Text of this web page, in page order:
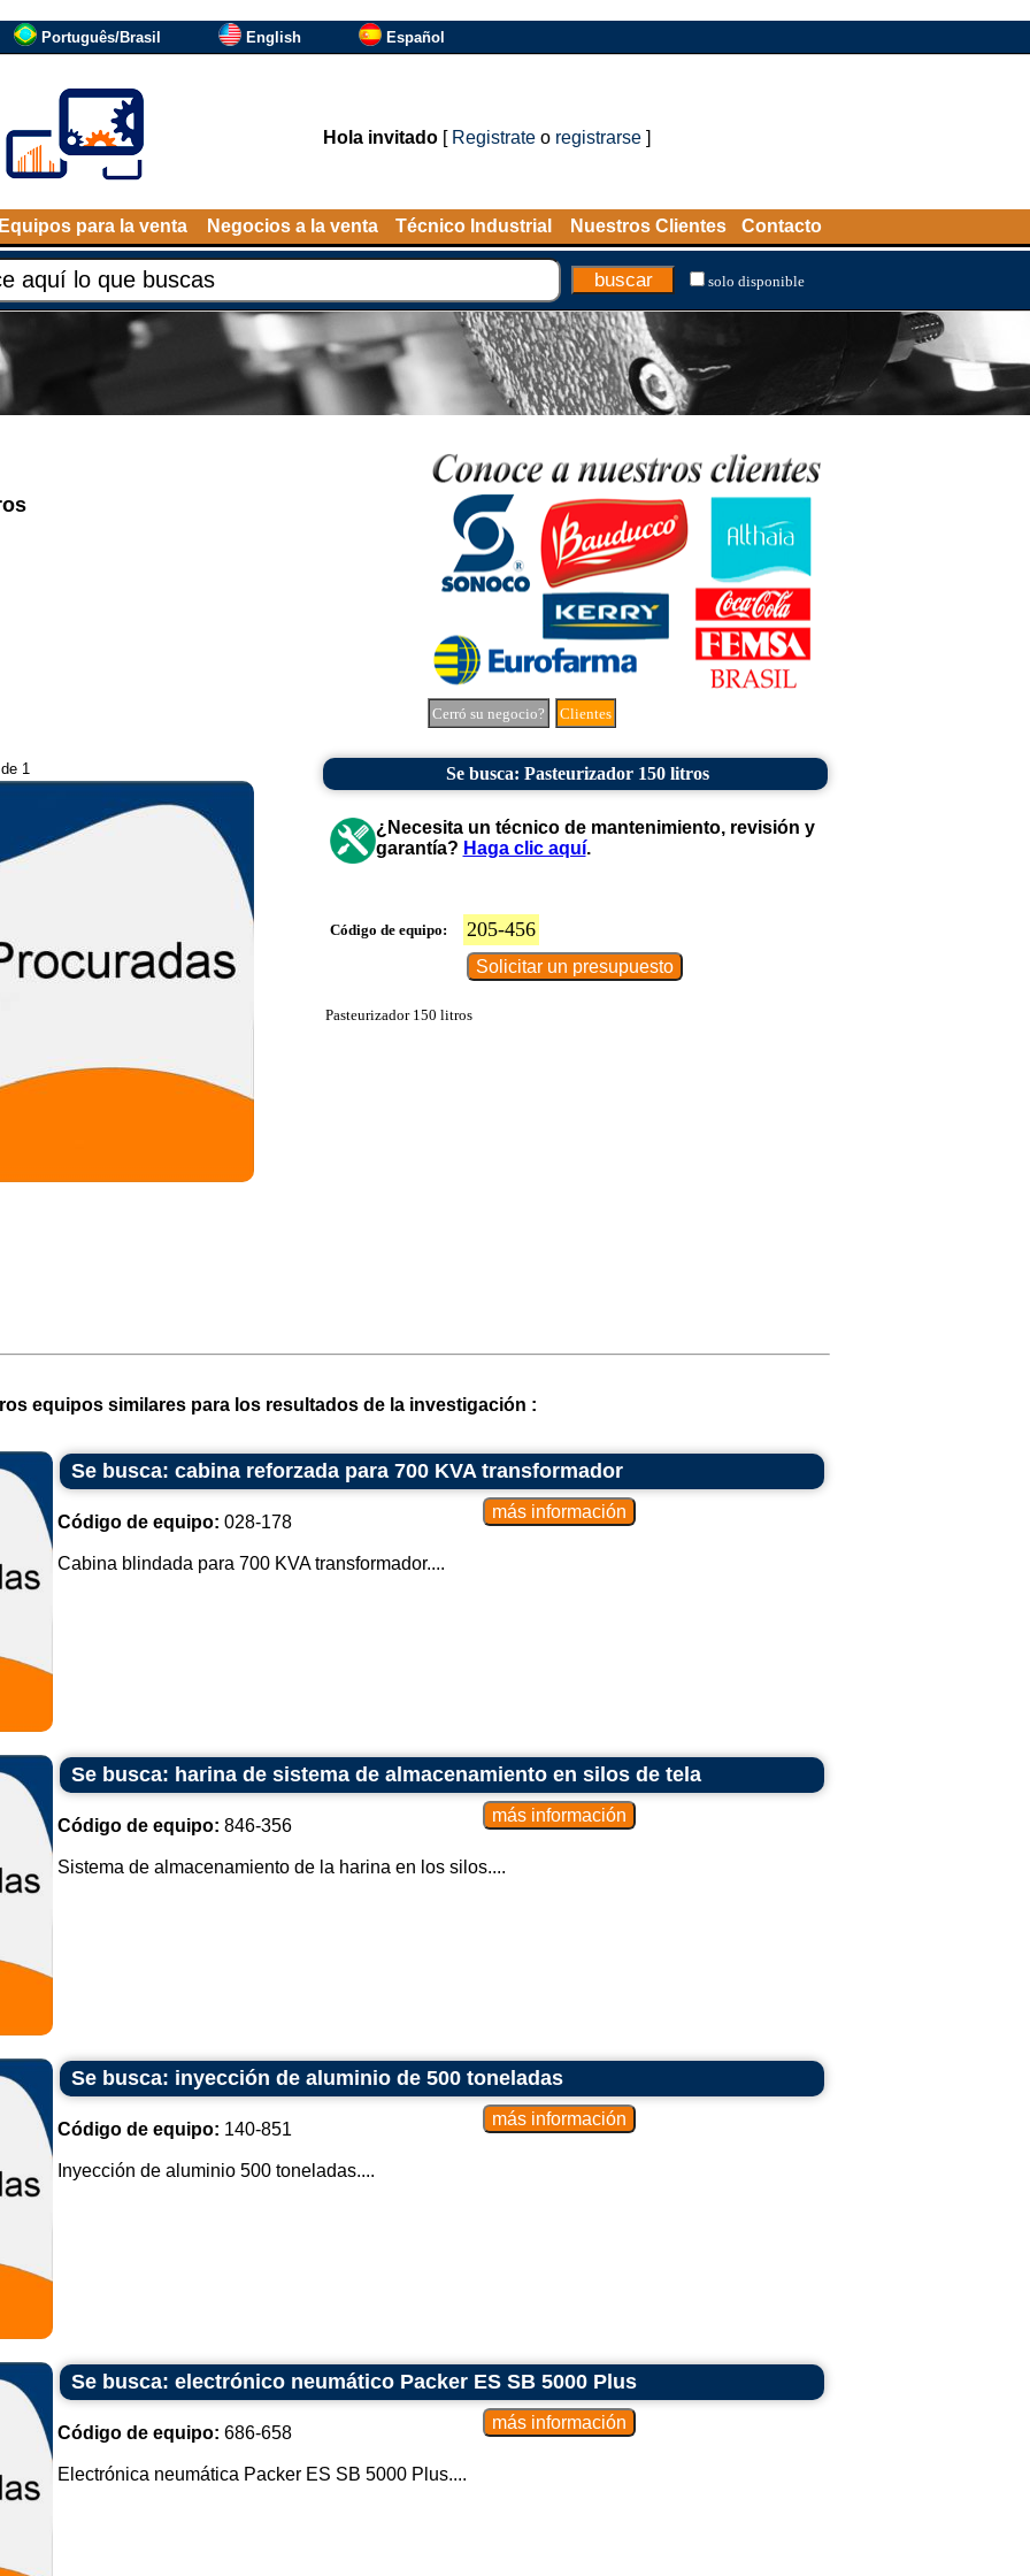
Português/Brasil English Español
Hola invitado[ Registrateo registrarse]
para la venta Negocios a la venta Técnico Industrial Nuestros Clientes Contacto
solo disponible
Cerró su negocio? Clientes
1 Se busca: Pasteurizador 150 litros
¿Necesita un técnico de mantenimiento, revisión y
garantía? Haga clic aquí.
Código de equipo: 205-456
Pasteurizador 150 litros
equipos similares para los resultados de la investigación :
Se busca: cabina reforzada para 700 KVA transformador
Código de equipo: 028-178
Cabina blindada para 700 KVA transformador....
Se busca: harina de sistema de almacenamiento en silos de tela
Código de equipo: 846-356
Sistema de almacenamiento de la harina en los silos....
Se busca: inyección de aluminio de 500 toneladas
Código de equipo: 140-851
Inyección de aluminio 500 toneladas....
Se busca: electrónico neumático Packer ES SB 5000 Plus
Código de equipo: 686-658
Electrónica neumática Packer ES SB 5000 Plus....